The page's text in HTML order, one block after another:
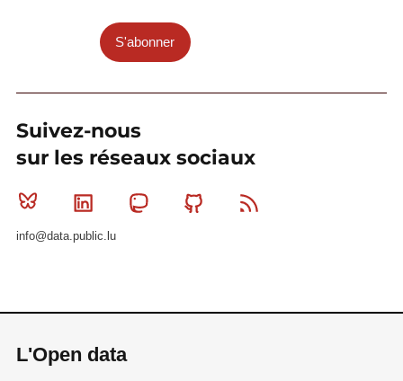
S'abonner
Suivez-nous
sur les réseaux sociaux
Bluesky Linkedin MastodonGithub
info@data.public.lu
L'Open data